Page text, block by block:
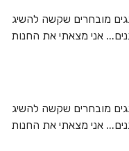
מובחרים שקשה להשיג
אני מצאתי את החנות
מובחרים שקשה להשיג
אני מצאתי את החנות